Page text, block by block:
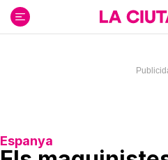
contenido
Espanya